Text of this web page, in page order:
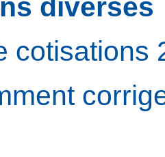
diverses
cotisations